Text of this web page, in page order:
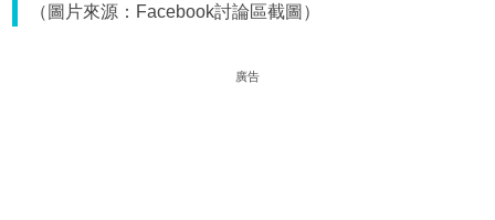
（圖片來源：Facebook討論區截圖）
廣告